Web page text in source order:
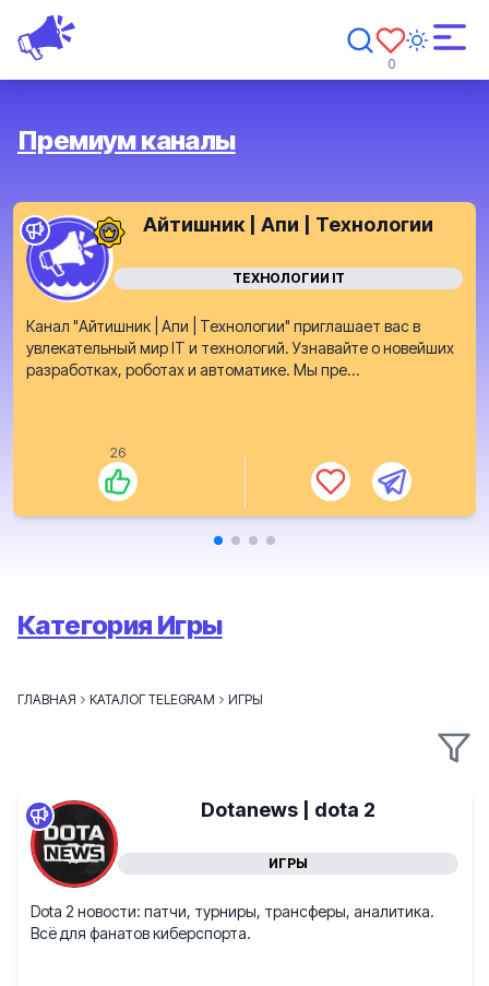
0
Премиум каналы
Айтишник | Апи | Технологии
ТЕХНОЛОГИИ IT
Канал "Айтишник | Апи | Технологии" приглашает вас в
увлекательный мир IT и технологий. Узнавайте о новейших
разработках, роботах и автоматике. Мы пре...
26
Категория Игры
ГЛАВНАЯ КАТАЛОГ TELEGRAM ИГРЫ
Dotanews | dota 2
ИГРЫ
Dota 2 новости: патчи, турниры, трансферы, аналитика.
Всё для фанатов киберспорта.